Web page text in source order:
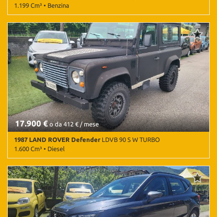
1.199 Cm³ • Benzina
21.932 Km • Cambio Manuale (6) • Antracite metallizzato • 5 Porte •
ABS • Airbag • Airbag laterali • Airbag Passeggero • Airbag testa •
Autoradio • Autoradio digitale • Bluetooth • Bracciolo • Cerchi in
lega • Chiusura centralizzata • Climatizzatore • Controllo trazione •
Cruise Control • ESP • Fari LED • Frenata d'emergenza assistita •
Immobilizzatore elettronico • Sensore di luce • Sensore di pioggia
• Servosterzo • Specchietti laterali elettrici
17.900 €o da 412 € / mese
1987 LAND ROVER DefenderLDVB 90 S W TURBO
1.600 Cm³ • Diesel
117.696 Km • Cambio Manuale • Antracite pastello